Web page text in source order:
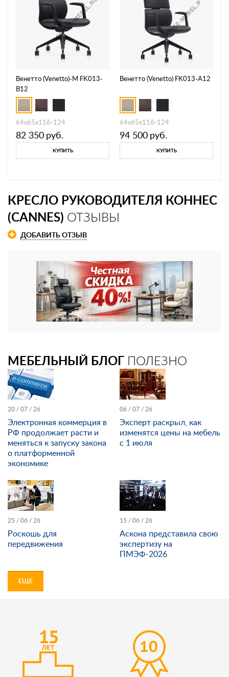
Венетто (Venetto)-M FK013-
B12
64х65х116-124
82 350 руб.
КУПИТЬ
Венетто (Venetto) FK013-A12
64х65х116-124
94 500 руб.
КУПИТЬ
КРЕСЛО РУКОВОДИТЕЛЯ КОННЕС
(CANNES) ОТЗЫВЫ
ДОБАВИТЬ ОТЗЫВ
МЕБЕЛЬНЫЙ БЛОГ ПОЛЕЗНО
20 / 07 / 26
Электронная коммерция в
РФ продолжает расти и
меняться к запуску закона
о платформенной
экономике
06 / 07 / 26
Эксперт раскрыл, как
изменятся цены на мебель
с 1 июля
25 / 06 / 26
Роскошь для
передвижения
15 / 06 / 26
Аскона представила свою
экспертизу на
ПМЭФ-2026
ЕЩЕ